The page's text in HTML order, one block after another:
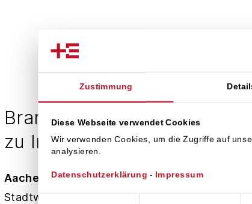
Zustimmung
Diese Webseite verwendet Cookies
Wir verwenden Cookies, um die Zugriffe auf
analysieren.
Datenschutzerklärung - Impressum
Einwilligungsauswahl
Branche unterstreicht:
zu Investitionsstopp führen
Aachen
. „Vertrauensschutz für Speicher“ –
Stadtwerke, Investoren, Speicherprojektierer